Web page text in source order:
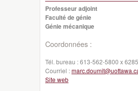
Professeur adjoint
Faculté de génie
Génie mécanique
Coordonnées :
Tél. bureau :613-562-5800 x 6285
Courriel :
Site web